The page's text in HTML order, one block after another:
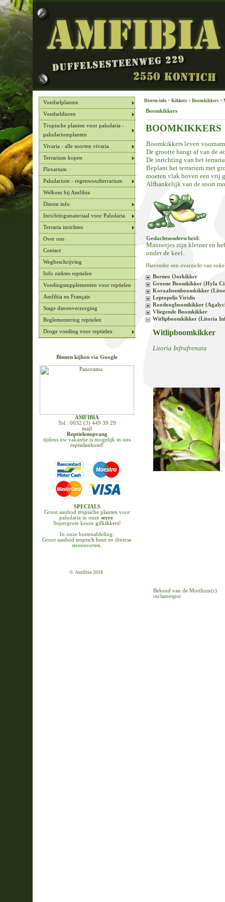
Voedselplanten
Voedseldieren
Tropische planten voor paludaria -
paludariumplanten
Vivaria - alle soorten vivaria
Terrarium kopen
Flexarium
Paludarium - regenwoudterrarium
Welkom bij Amfibia
Dieren info
Inrichtingsmateriaal voor Paludaria
Terraria inrichten
Over ons
Contact
Wegbeschrijving
Info ziektes reptielen
Voedingssupplementen voor reptielen
Amfibia en Français
Stage dierenverzorging
Reglementering reptielen
Droge voeding voor reptielen
Binnen kijken via Google
AMFIBIA
Tel : 0032 (3) 449 39 29
mail
Reptielenopvang
tijdens uw vakantie is mogelijk in ons
reptielenhotel!
SPECIALS
Groot aanbod tropische planten voor
paludaria in onze serre
Supergrote keuze gifkikkers!
In onze buitenafdeling:
Groot aanbod tropisch hout en diverse
steensoorten.
© Amfibia 2018
Dieren info > Kikkers > Boomkikkers >
Boomkikkers
BOOMKIKKERS
Boomkikkers leven
De grootte hangt af van de
De inrichting van het
Beplant het terrarium met
moeten vlak boven een vrij
Alfhankelijk van de soort
Geslachtsonderscheid:
Mannetjes zijn kleiner en
onder de keel.
Hieronder een overzicht van
Borneo Oorkikker
Groene Boomkikker (Hyla
Koraalteenboomkikker
Leptopelis Viridis
Roodoogboomkikker
Vliegende Boomkikker
Witlipboomkikker (Litoria
Witlipboomkikker
Litoria Infrafrenata
Bekend van de Motilium(r)
reclamespot